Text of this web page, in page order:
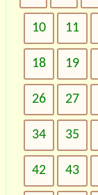
10 11
18 19
26 27
34 35
42 43